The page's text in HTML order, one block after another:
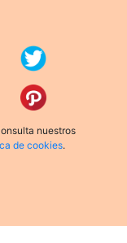
nuestros
de cookies.